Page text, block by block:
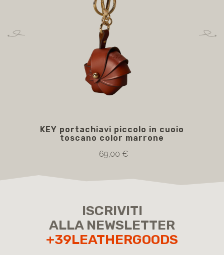
KEY portachiavi piccolo in cuoio
toscano color marrone
69,00 €
ISCRIVITI
ALLA NEWSLETTER
+39LEATHERGOODS